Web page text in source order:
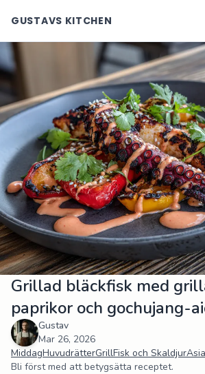
GUSTAVS KITCHEN
Middag
Lunch
Helg
Efterrätter
Ingredienser
Matsedel
Alla recept
Blogg
Grillad bläckfisk med
paprikor och gochujang-
Gustav
Mar 26, 2026
MiddagHuvudrätterGrillFisk och Skaldjur
Bli först med att betygsätta receptet.